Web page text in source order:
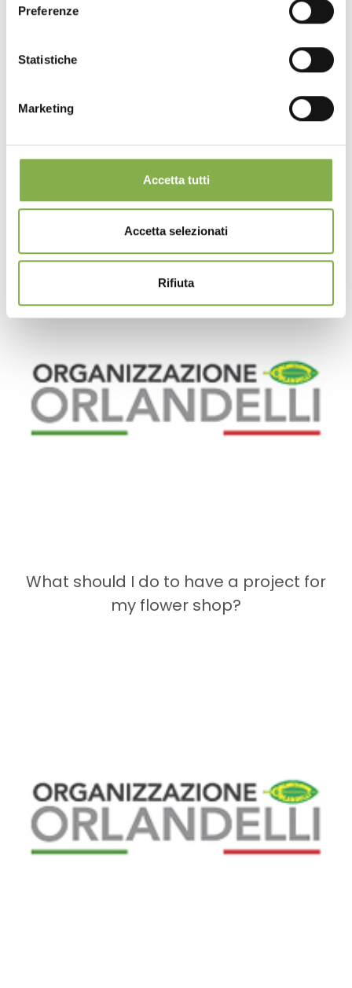
Preferenze
Statistiche
Marketing
Accetta tutti
Accetta selezionati
Rifiuta
FAQ: FLOWER SHOP ACCESSORIES
What should I do to have a project for
my flower shop?